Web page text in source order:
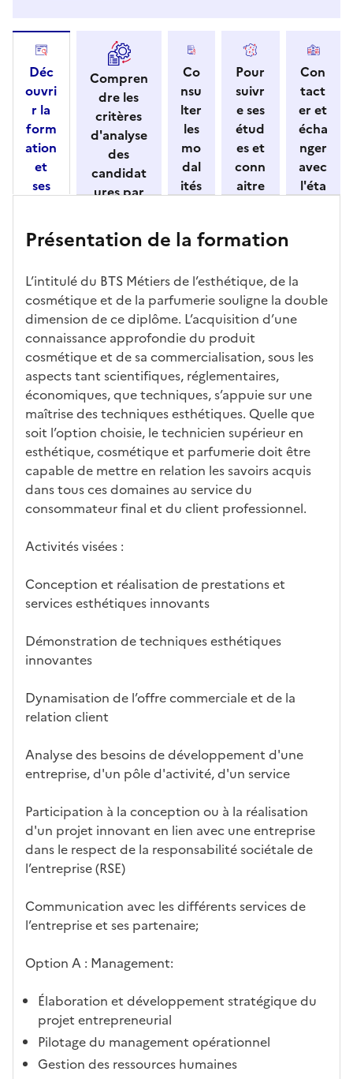
Déc
ouvri
r la
form
ation
et
ses
stiqu
Compren
dre les
critères
d'analyse
des
candidat
ures par
ment
Co
nsu
lter
les
mo
dal
ités
ndi
ure
Pour
suivr
e ses
étud
es et
conn
aitre
uché
Con
tact
er et
écha
nger
avec
l'éta
Présentation de la formation
L’intitulé du BTS Métiers de l’esthétique, de la
cosmétique et de la parfumerie souligne la double
dimension de ce diplôme. L’acquisition d’une
connaissance approfondie du produit
cosmétique et de sa commercialisation, sous les
aspects tant scientifiques, réglementaires,
économiques, que techniques, s’appuie sur une
maîtrise des techniques esthétiques. Quelle que
soit l’option choisie, le technicien supérieur en
esthétique, cosmétique et parfumerie doit être
capable de mettre en relation les savoirs acquis
dans tous ces domaines au service du
consommateur final et du client professionnel.
Activités visées :
Conception et réalisation de prestations et
services esthétiques innovants
Démonstration de techniques esthétiques
innovantes
Dynamisation de l’offre commerciale et de la
relation client
Analyse des besoins de développement d'une
entreprise, d'un pôle d'activité, d'un service
Participation à la conception ou à la réalisation
d'un projet innovant en lien avec une entreprise
dans le respect de la responsabilité sociétale de
l’entreprise (RSE)
Communication avec les différents services de
l’entreprise et ses partenaire;
Option A : Management:
Élaboration et développement stratégique du
projet entrepreneurial
Pilotage du management opérationnel
Gestion des ressources humaines